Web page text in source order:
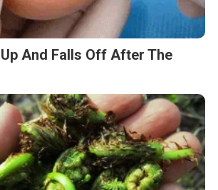
And Falls Off After The